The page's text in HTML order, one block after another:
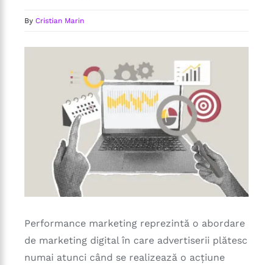
By Cristian Marin
Performance marketing reprezintă o abordare
de marketing digital în care advertiserii plătesc
numai atunci când se realizează o acțiune